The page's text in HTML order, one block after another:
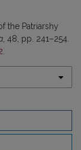
the Patriarshy
, 48, pp. 241–254.
.